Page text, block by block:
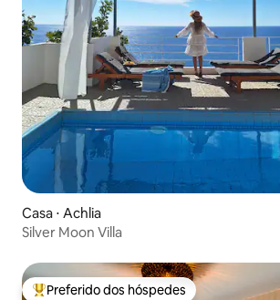
Casa ⋅ Achlia
Silver Moon Villa
Preferido dos hóspedes